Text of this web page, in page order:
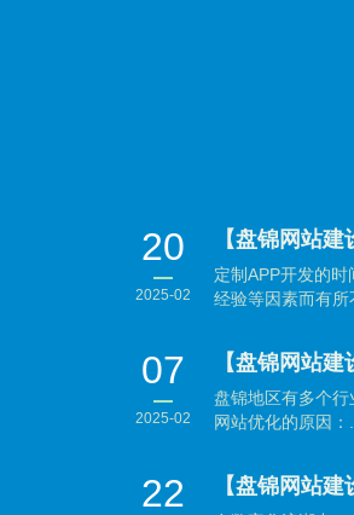
20
2025-02
【盘锦网站
定制APP开发的
经验等因素而有所
07
2025-02
【盘锦网站
盘锦地区有多个
网站优化的原因：...
22